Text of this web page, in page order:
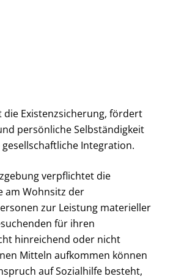
die Existenzsicherung, fördert
persönliche Selbständigkeit
Integration.
verpflichtet die
am Wohnsitz der
zur Leistung materieller
für ihren
hinreichend oder nicht
Mitteln aufkommen können
auf Sozialhilfe besteht,